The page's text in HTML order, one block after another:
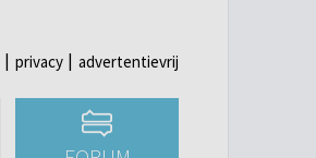
privacy advertentievrij